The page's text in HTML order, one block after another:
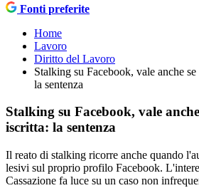
Fonti preferite
Home
Lavoro
Diritto del Lavoro
Stalking su Facebook, vale anche
la sentenza
Stalking su Facebook, vale
iscritta: la sentenza
Il reato di stalking ricorre anche quando
lesivi sul proprio profilo Facebook.
Cassazione fa luce su un caso non